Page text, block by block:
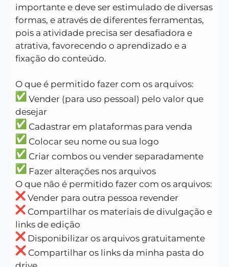
importante e deve ser estimulado de diversas
formas, e através de diferentes ferramentas,
pois a atividade precisa ser desafiadora e
atrativa, favorecendo o aprendizado e a
fixação do conteúdo.
O que é permitido fazer com os arquivos:
Vender (para uso pessoal) pelo valor que
desejar
Cadastrar em plataformas para venda
Colocar seu nome ou sua logo
Criar combos ou vender separadamente
Fazer alterações nos arquivos
O que não é permitido fazer com os arquivos:
Vender para outra pessoa revender
Compartilhar os materiais de divulgação e
links de edição
Disponibilizar os arquivos gratuitamente
Compartilhar os links da minha pasta do